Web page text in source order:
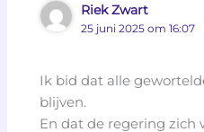
Riek Zwart
25 juni 2025 om 16:07
Ik bid dat alle
blijven.
En dat de regering zich